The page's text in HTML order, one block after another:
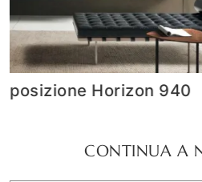
Composizione
CONTINUA A